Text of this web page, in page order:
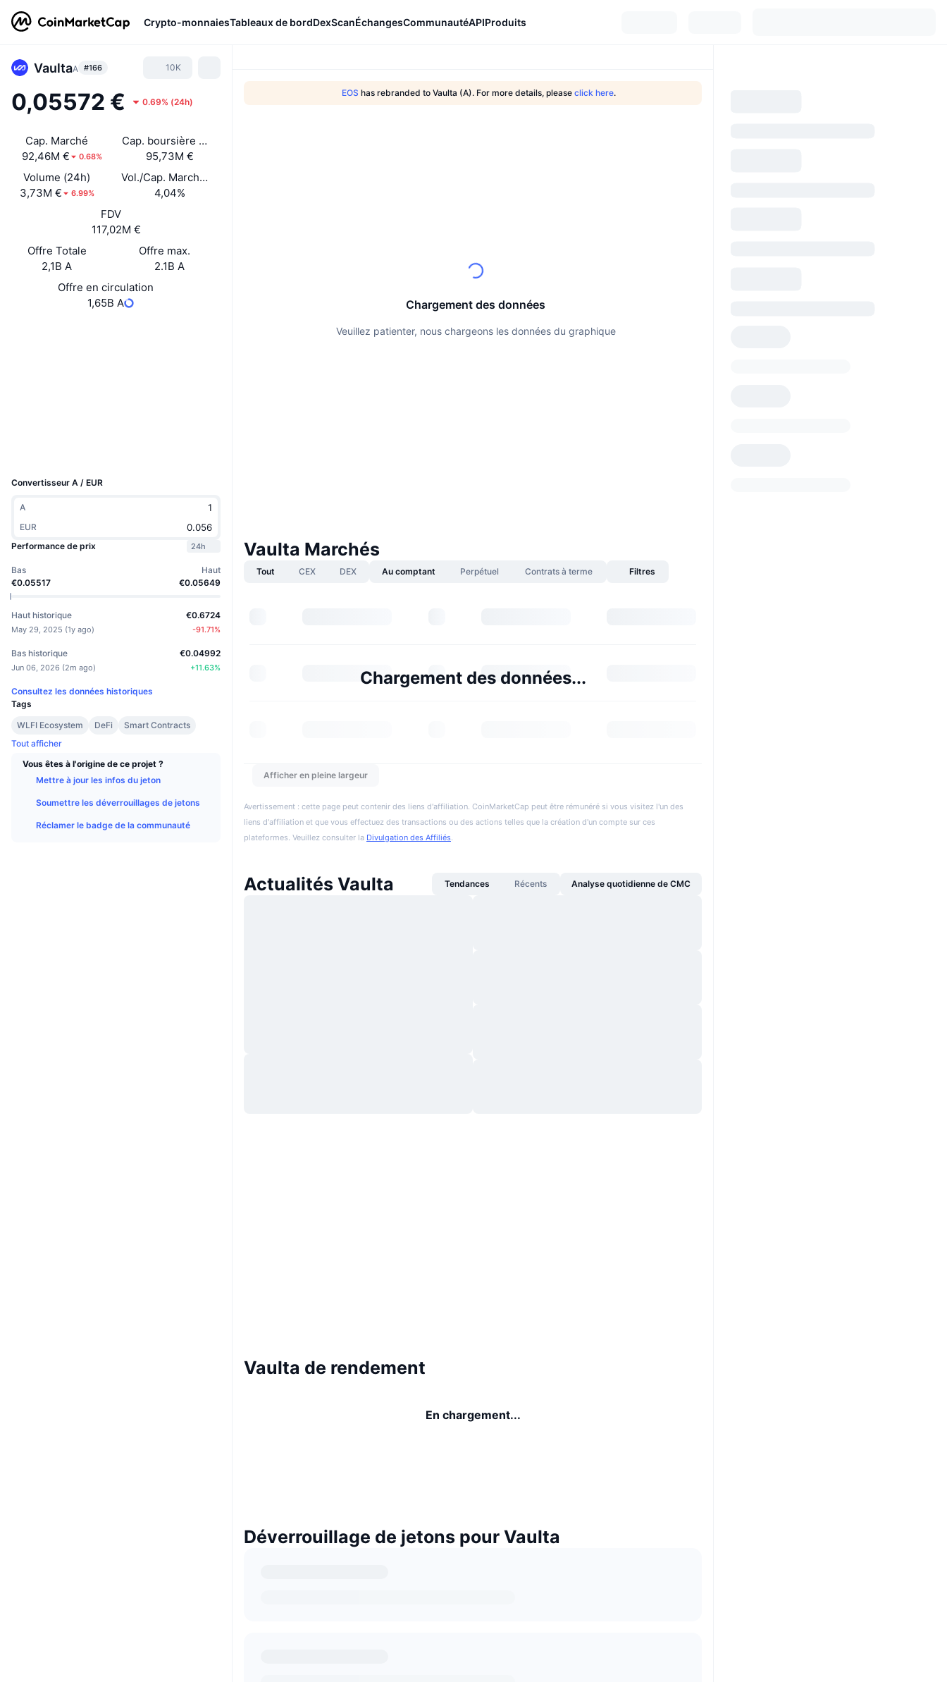
Crypto-monnaiesTableaux de bordDexScanÉchangesCommunautéAPIProduits
VaultaA #166 10K
0,05572 € 0.69% (24h)
Cap. Marché
92,46M €
0.68%
Cap. boursière déverrouillée
95,73M €
Volume (24h)
3,73M €
6.99%
Vol./Cap. Marché (24 h)
4,04%
FDV
117,02M €
Offre Totale
2,1B A
Offre max.
2.1B A
Offre en circulation
1,65B A
Convertisseur A / EUR
A
EUR
Performance de prix
24h
Bas
€0.05517
Haut
€0.05649
Haut historique
May 29, 2025 (1y ago)
€0.6724
-91.71%
Bas historique
Jun 06, 2026 (2m ago)
€0.04992
+11.63%
Consultez les données historiques
Tags
WLFI Ecosystem
DeFi
Smart Contracts
Tout afficher
Vous êtes à l'origine de ce projet ?
Mettre à jour les infos du jeton
Soumettre les déverrouillages de jetons
Réclamer le badge de la communauté
EOS has rebranded to Vaulta (A). For more details, please click here.
Chargement des données
Veuillez patienter, nous chargeons les données du graphique
Vaulta Marchés
Tout CEX DEX Au comptant Perpétuel Contrats à terme Filtres
Chargement des données...
Afficher en pleine largeur
Avertissement : cette page peut contenir des liens d'affiliation. CoinMarketCap peut être rémunéré si vous visitez l'un des
liens d'affiliation et que vous effectuez des transactions ou des actions telles que la création d'un compte sur ces
plateformes. Veuillez consulter la Divulgation des Affiliés.
Actualités Vaulta Tendances Récents Analyse quotidienne de CMC
Vaulta de rendement
En chargement...
Déverrouillage de jetons pour Vaulta